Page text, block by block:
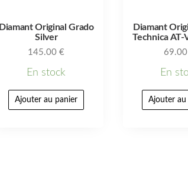
Diamant Original Grado
Silver
145.00€
En stock
Ajouter au panier
Diamant
Technica AT-
En
Ajouter au